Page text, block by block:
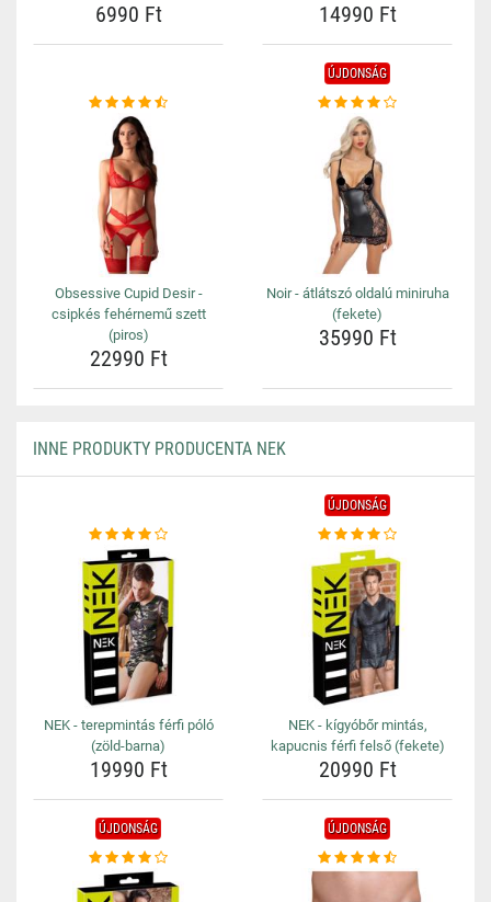
6990 Ft 14990 Ft
Obsessive Cupid Desir -
csipkés fehérnemű szett
(piros)
22990 Ft
ÚJDONSÁG
Noir - átlátszó oldalú miniruha
(fekete)
35990 Ft
INNE PRODUKTY PRODUCENTA NEK
NEK - terepmintás férfi póló
(zöld-barna)
19990 Ft
ÚJDONSÁG
NEK - kígyóbőr mintás,
kapucnis férfi felső (fekete)
20990 Ft
ÚJDONSÁG ÚJDONSÁG